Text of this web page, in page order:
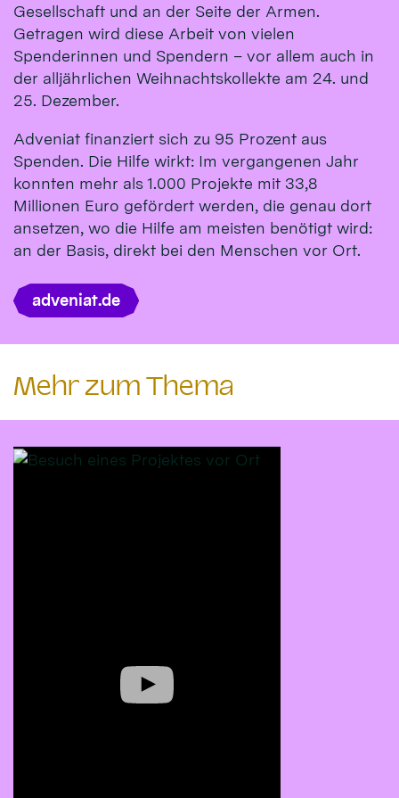
Gesellschaft und an der Seite der Armen.
Getragen wird diese Arbeit von vielen
Spenderinnen und Spendern – vor allem auch in
der alljährlichen Weihnachtskollekte am 24. und
25. Dezember.
Adveniat finanziert sich zu 95 Prozent aus
Spenden. Die Hilfe wirkt: Im vergangenen Jahr
konnten mehr als 1.000 Projekte mit 33,8
Millionen Euro gefördert werden, die genau dort
ansetzen, wo die Hilfe am meisten benötigt wird:
an der Basis, direkt bei den Menschen vor Ort.
adveniat.de
Mehr zum Thema